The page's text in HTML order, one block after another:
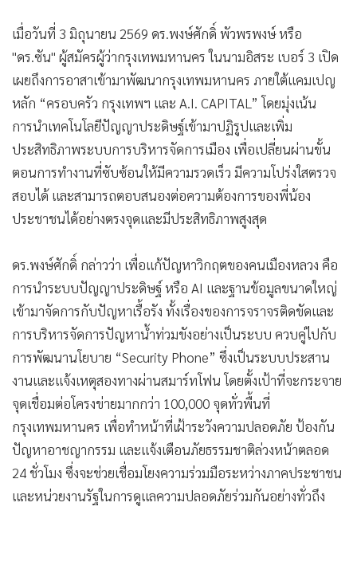
• กีฬา
• ต่างประเทศ
• Special Scoop
• เศรษฐกิจ-ธุรกิจ
• จีน
• ชุมชน-คุณภาพชีวิต
• อาชญากรรม
• Motoring
วิทยาศาสตร์
SMEs
• หุ้น
• อินโดจีน
• กองทุนรวม
• Celeb Online
• Factcheck
• ญี่ปุ่น
• News1
• Gotomanager
เผยถึงการอาสาเข้ามาพัฒนากรุงเทพมหานคร ภายใต้แคมเปญ
หลัก “ครอบครัว กรุงเทพฯ และ A.I. CAPITAL” โดยมุ่งเน้น
การนำเทคโนโลยีปัญญาประดิษฐ์เข้ามาปฏิรูปและเพิ่ม
ประสิทธิภาพระบบการบริหารจัดการเมือง เพื่อเปลี่ยนผ่านขั้น
ตอนการทำงานที่ซับซ้อนให้มีความรวดเร็ว มีความโปร่งใสตรวจ
สอบได้ และสามารถตอบสนองต่อความต้องการของพี่น้อง
ประชาชนได้อย่างตรงจุดและมีประสิทธิภาพสูงสุด
ดร.พงษ์ศักดิ์ กล่าวว่า เพื่อแก้ปัญหาวิกฤตของคนเมืองหลวง คือ
เข้ามาจัดการกับปัญหาเรื้อรัง ทั้งเรื่องของการจราจรติดขัดและ
การบริหารจัดการปัญหาน้ำท่วมขังอย่างเป็นระบบ ควบคู่ไปกับ
การพัฒนานโยบาย “Security Phone” ซึ่งเป็นระบบประสาน
งานและแจ้งเหตุสองทางผ่านสมาร์ทโฟน โดยตั้งเป้าที่จะกระจาย
จุดเชื่อมต่อโครงข่ายมากกว่า 100,000 จุดทั่วพื้นที่
กรุงเทพมหานคร เพื่อทำหน้าที่เฝ้าระวังความปลอดภัย ป้องกัน
ปัญหาอาชญากรรม และแจ้งเตือนภัยธรรมชาติล่วงหน้าตลอด
24 ชั่วโมง ซึ่งจะช่วยเชื่อมโยงความร่วมมือระหว่างภาคประชาชน
และหน่วยงานรัฐในการดูแลความปลอดภัยร่วมกันอย่างทั่วถึง